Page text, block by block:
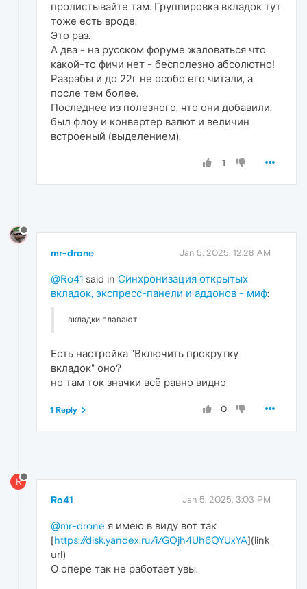
пролистывайте там. Группировка вкладок тут
тоже есть вроде.
Это раз.
А два - на русском форуме жаловаться что
какой-то фичи нет - бесполезно абсолютно!
Разрабы и до 22г не особо его читали, а
после тем более.
Последнее из полезного, что они добавили,
был флоу и конвертер валют и величин
встроеный (выделением).
1
mr-drone Jan 5, 2025, 12:28 AM
@Ro41 said in Синхронизация открытых
вкладок, экспресс-панели и аддонов - миф:
вкладки плавают
Есть настройка "Включить прокрутку
вкладок" оно?
но там ток значки всё равно видно
0
1 Reply
R
Ro41 Jan 5, 2025, 3:03 PM
@mr-drone я имею в виду вот так
[https://disk.yandex.ru/i/GQjh4Uh6QYUxYA](link
url)
О опере так не работает увы.